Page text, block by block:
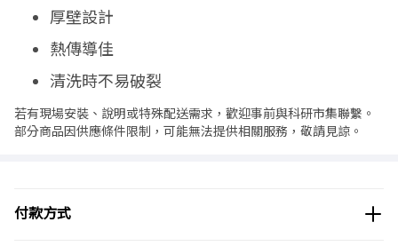
厚壁設計
熱傳導佳
清洗時不易破裂
若有現場安裝、說明或特殊配送需求，歡迎事前與科研市集聯繫。
部分商品因供應條件限制，可能無法提供相關服務，敬請見諒。
付款方式